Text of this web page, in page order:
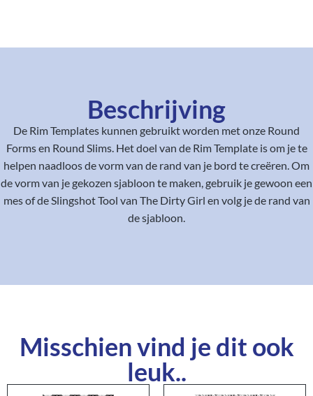
Beschrijving
De Rim Templates kunnen gebruikt worden met onze Round
Forms en Round Slims. Het doel van de Rim Template is om je te
helpen naadloos de vorm van de rand van je bord te creëren. Om
de vorm van je gekozen sjabloon te maken, gebruik je gewoon een
mes of de Slingshot Tool van The Dirty Girl en volg je de rand van
de sjabloon.
Misschien vind je dit ook
leuk..